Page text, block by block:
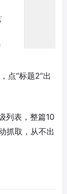
点“标题2”出
列表，整篇10
抓取，从不出